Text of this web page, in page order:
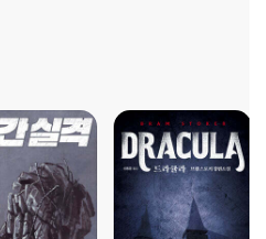
』, 『영어뇌 만들기』, 『삼위일체 영
영시』 등이 있다. 인문서로는 『손